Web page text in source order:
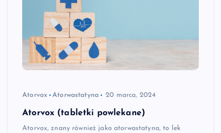
Atorvox Atorwastatyna 20 marca, 2024
Atorvox (tabletki powlekane)
Atorvox, znany również jako atorwastatyna, to lek